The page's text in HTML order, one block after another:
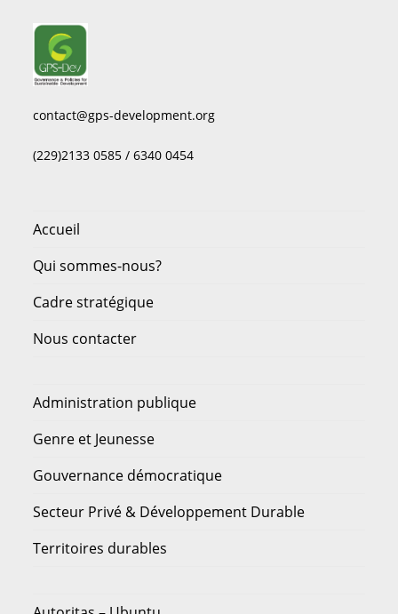
contact@gps-development.org
(229)2133 0585 / 6340 0454
Accueil
Qui sommes-nous?
Cadre stratégique
Nous contacter
Administration publique
Genre et Jeunesse
Gouvernance démocratique
Secteur Privé & Développement Durable
Territoires durables